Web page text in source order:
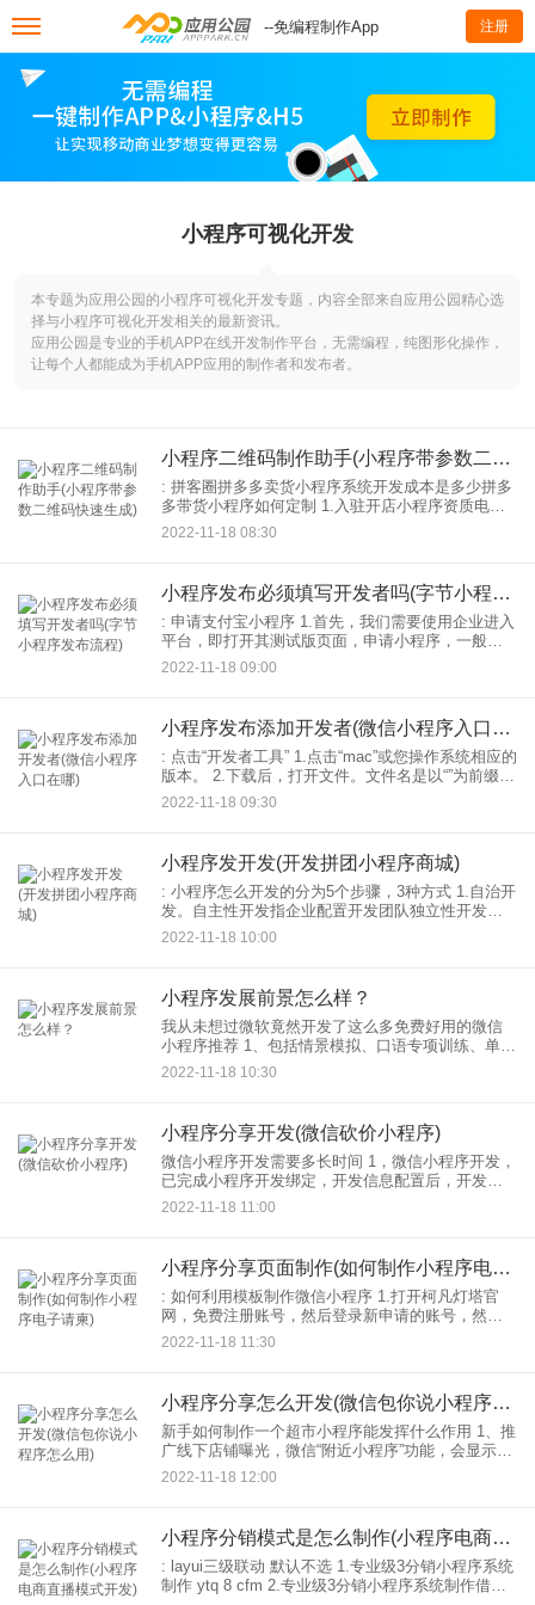
--免编程制作App 注册
小程序可视化开发
本专题为应用公园的小程序可视化开发专题，内容全部来自应用公园精心选
择与小程序可视化开发相关的最新资讯。
应用公园是专业的手机APP在线开发制作平台，无需编程，纯图形化操作，
让每个人都能成为手机APP应用的制作者和发布者。
小程序二维码制作助手(小程序带参数二维码快速生成)
: 拼客圈拼多多卖货小程序系统开发成本是多少拼多
多带货小程序如何定制 1.入驻开店小程序资质电商
平台。缺点是你的商品交易款无法直接支付到你的
账户，需要申请结算提现平台，提现率普遍较高。
2022-11-18 08:30
小程序发布必须填写开发者吗(字节小程序发布流程)
: 申请支付宝小程序 1.首先，我们需要使用企业进入
平台，即打开其测试版页面，申请小程序，一般需
要一个工作日；这里需要注意的是，账号必须是企
业账号，个人不允许。 2.其次，在申请页面，需要
2022-11-18 09:00
小程序发布添加开发者(微信小程序入口在哪)
: 点击“开发者工具” 1.点击“mac”或您操作系统相应的
版本。 2.下载后，打开文件。文件名是以“”为前缀的
文件。 3.在第九步出现之前不需要任何操作，等待
它自动完成。 4.将“
2022-11-18 09:30
小程序发开发(开发拼团小程序商城)
: 小程序怎么开发的分为5个步骤，3种方式 1.自治开
发。自主性开发指企业配置开发团队独立性开发小
程序。按照开发的难度，一个小程序的开发的周期
2022-11-18 10:00
小程序发展前景怎么样？
我从未想过微软竟然开发了这么多免费好用的微信
小程序推荐 1、包括情景模拟、口语专项训练、单词
练习等。功能，并发现工具栏目有英语词汇、发
音、表达能力测试、作文评分、易混练习、音标练
2022-11-18 10:30
小程序分享开发(微信砍价小程序)
微信小程序开发需要多长时间 1，微信小程序开发，
已完成小程序开发绑定，开发信息配置后，开发可
下载开发。 2.完成小程序开发后，提交代码至微信
2022-11-18 11:00
小程序分享页面制作(如何制作小程序电子请柬)
: 如何利用模板制作微信小程序 1.打开柯凡灯塔官
网，免费注册账号，然后登录新申请的账号，然后
选择“灯塔小程序”开始微信小程序制作之旅。 2.进入
光站小程序栏目，点击左上角的“创建小程序”进
2022-11-18 11:30
小程序分享怎么开发(微信包你说小程序怎么用)
新手如何制作一个超市小程序能发挥什么作用 1、推
广线下店铺曝光，微信“附近小程序”功能，会显示5
公里内用户开发小程序。 2.丰富线上引流入口，微
信赠送小程序众多入口，包括扫码，微信好友和社
2022-11-18 12:00
小程序分销模式是怎么制作(小程序电商直播模式开发)
: layui三级联动 默认不选 1.专业级3分销小程序系统
制作 ytq 8 cfm 2.专业级3分销小程序系统制作借助